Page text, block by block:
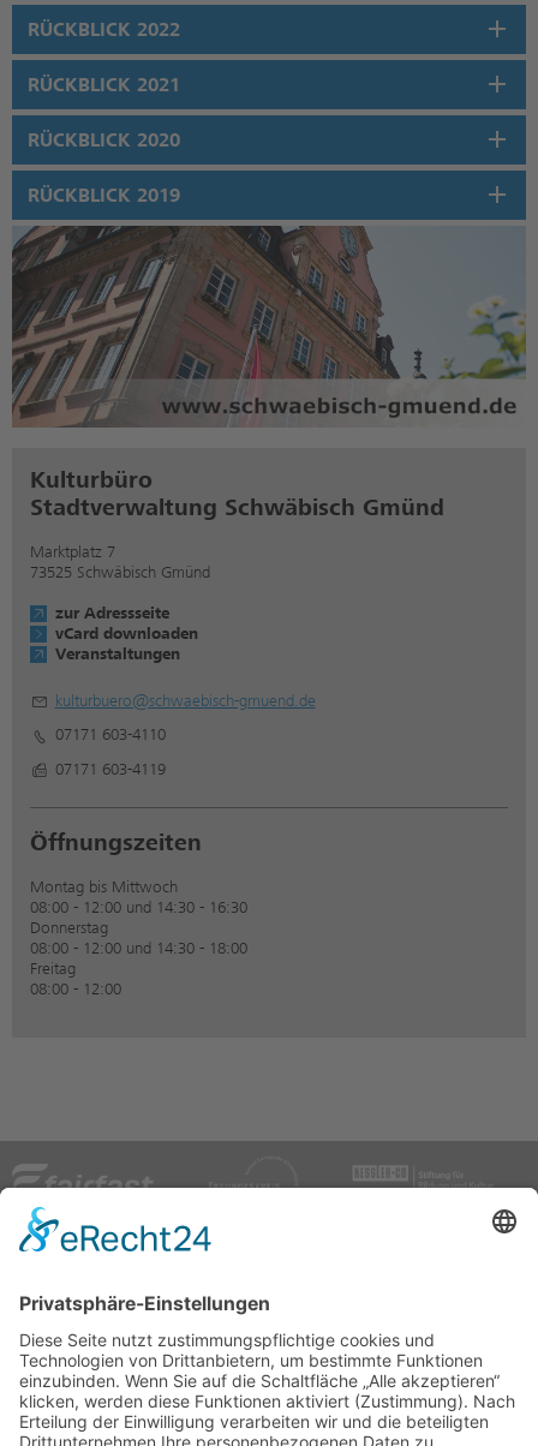
RÜCKBLICK 2022
RÜCKBLICK 2021
RÜCKBLICK 2020
RÜCKBLICK 2019
Kulturbüro
Stadtverwaltung Schwäbisch Gmünd
Marktplatz 7
73525 Schwäbisch Gmünd
zur Adressseite
vCard downloaden
Veranstaltungen
kulturbuero@schwaebisch-gmuend.de
07171 603-4110
07171 603-4119
Öffnungszeiten
Montag bis Mittwoch
08:00 - 12:00 und 14:30 - 16:30
Donnerstag
08:00 - 12:00 und 14:30 - 18:00
Freitag
08:00 - 12:00
Festival Europäische Kirchenmusik
Marktplatz 7
73525 Schwäbisch Gmünd